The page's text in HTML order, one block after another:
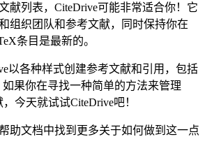
献列表，CiteDrive可能非常适合你！它
组织团队和参考文献，同时保持你在
条目是最新的。
以各种样式创建参考文献和引用，包括
如果你在寻找一种简单的方法来管理
今天就试试CiteDrive吧！
助文档中找到更多关于如何做到这一点